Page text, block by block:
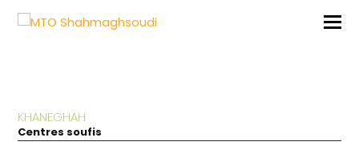
KHANEGHAH
Centres soufis